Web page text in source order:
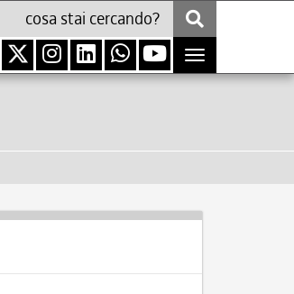
Toggle
navigation